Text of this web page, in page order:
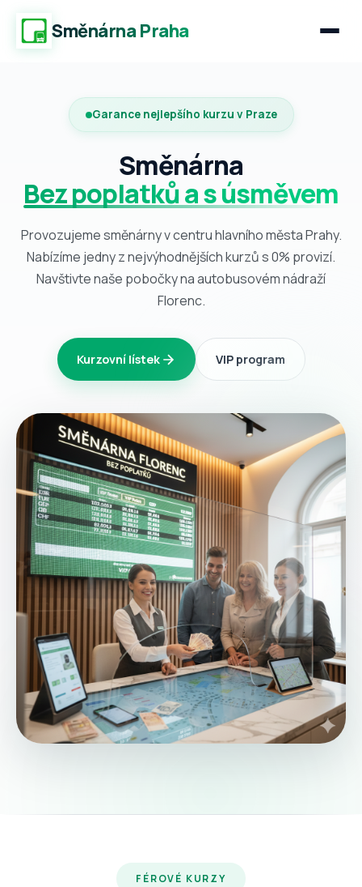
Směnárna Praha
Garance nejlepšího kurzu v Praze
Směnárna
Bez poplatků a s úsměvem
Provozujeme směnárny v centru hlavního města Prahy.
Nabízíme jedny z nejvýhodnějších kurzů s 0% provizí.
Navštivte naše pobočky na autobusovém nádraží
Florenc.
Kurzovní lístek VIP program
FÉROVÉ KURZY